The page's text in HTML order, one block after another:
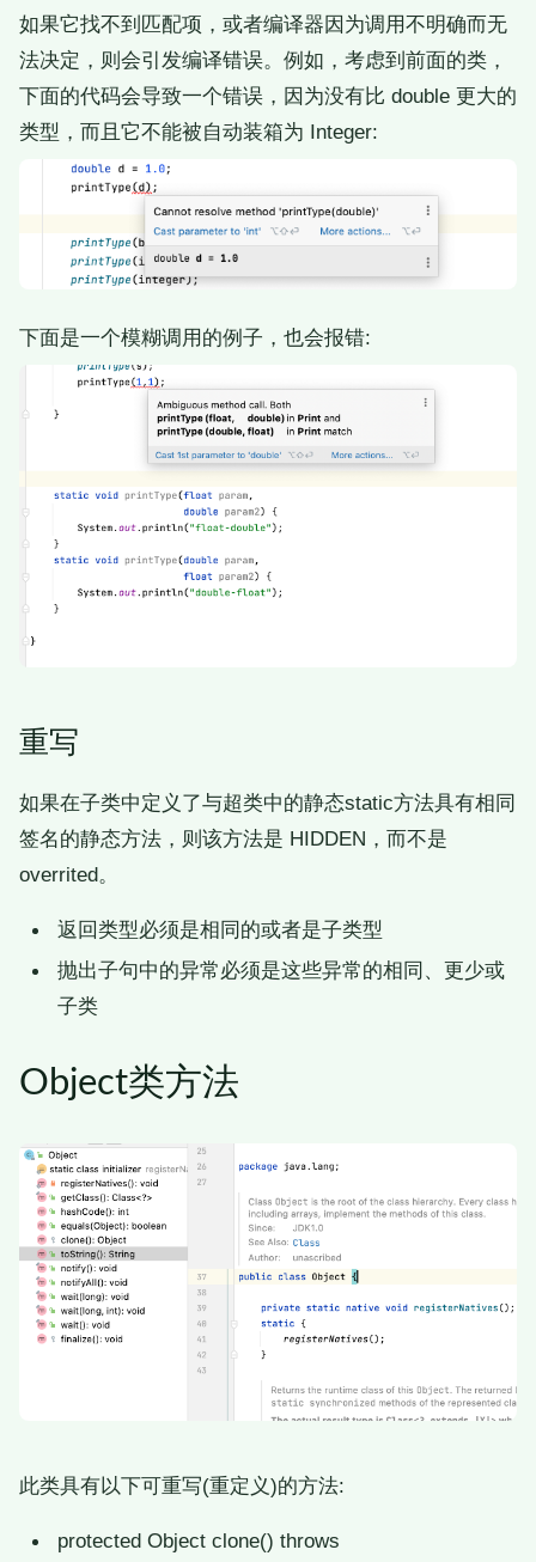
如果它找不到匹配项，或者编译器因为调用不明确而无
法决定，则会引发编译错误。例如，考虑到前面的类，
下面的代码会导致一个错误，因为没有比 double 更大的
类型，而且它不能被自动装箱为 Integer:
下面是一个模糊调用的例子，也会报错:
重写
如果在子类中定义了与超类中的静态static方法具有相同
签名的静态方法，则该方法是 HIDDEN，而不是
overrited。
返回类型必须是相同的或者是子类型
抛出子句中的异常必须是这些异常的相同、更少或
子类
Object类方法
此类具有以下可重写(重定义)的方法:
protected Object clone() throws